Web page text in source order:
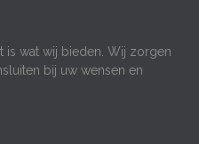
is wat wij bieden. Wij zorgen
bij uw wensen en